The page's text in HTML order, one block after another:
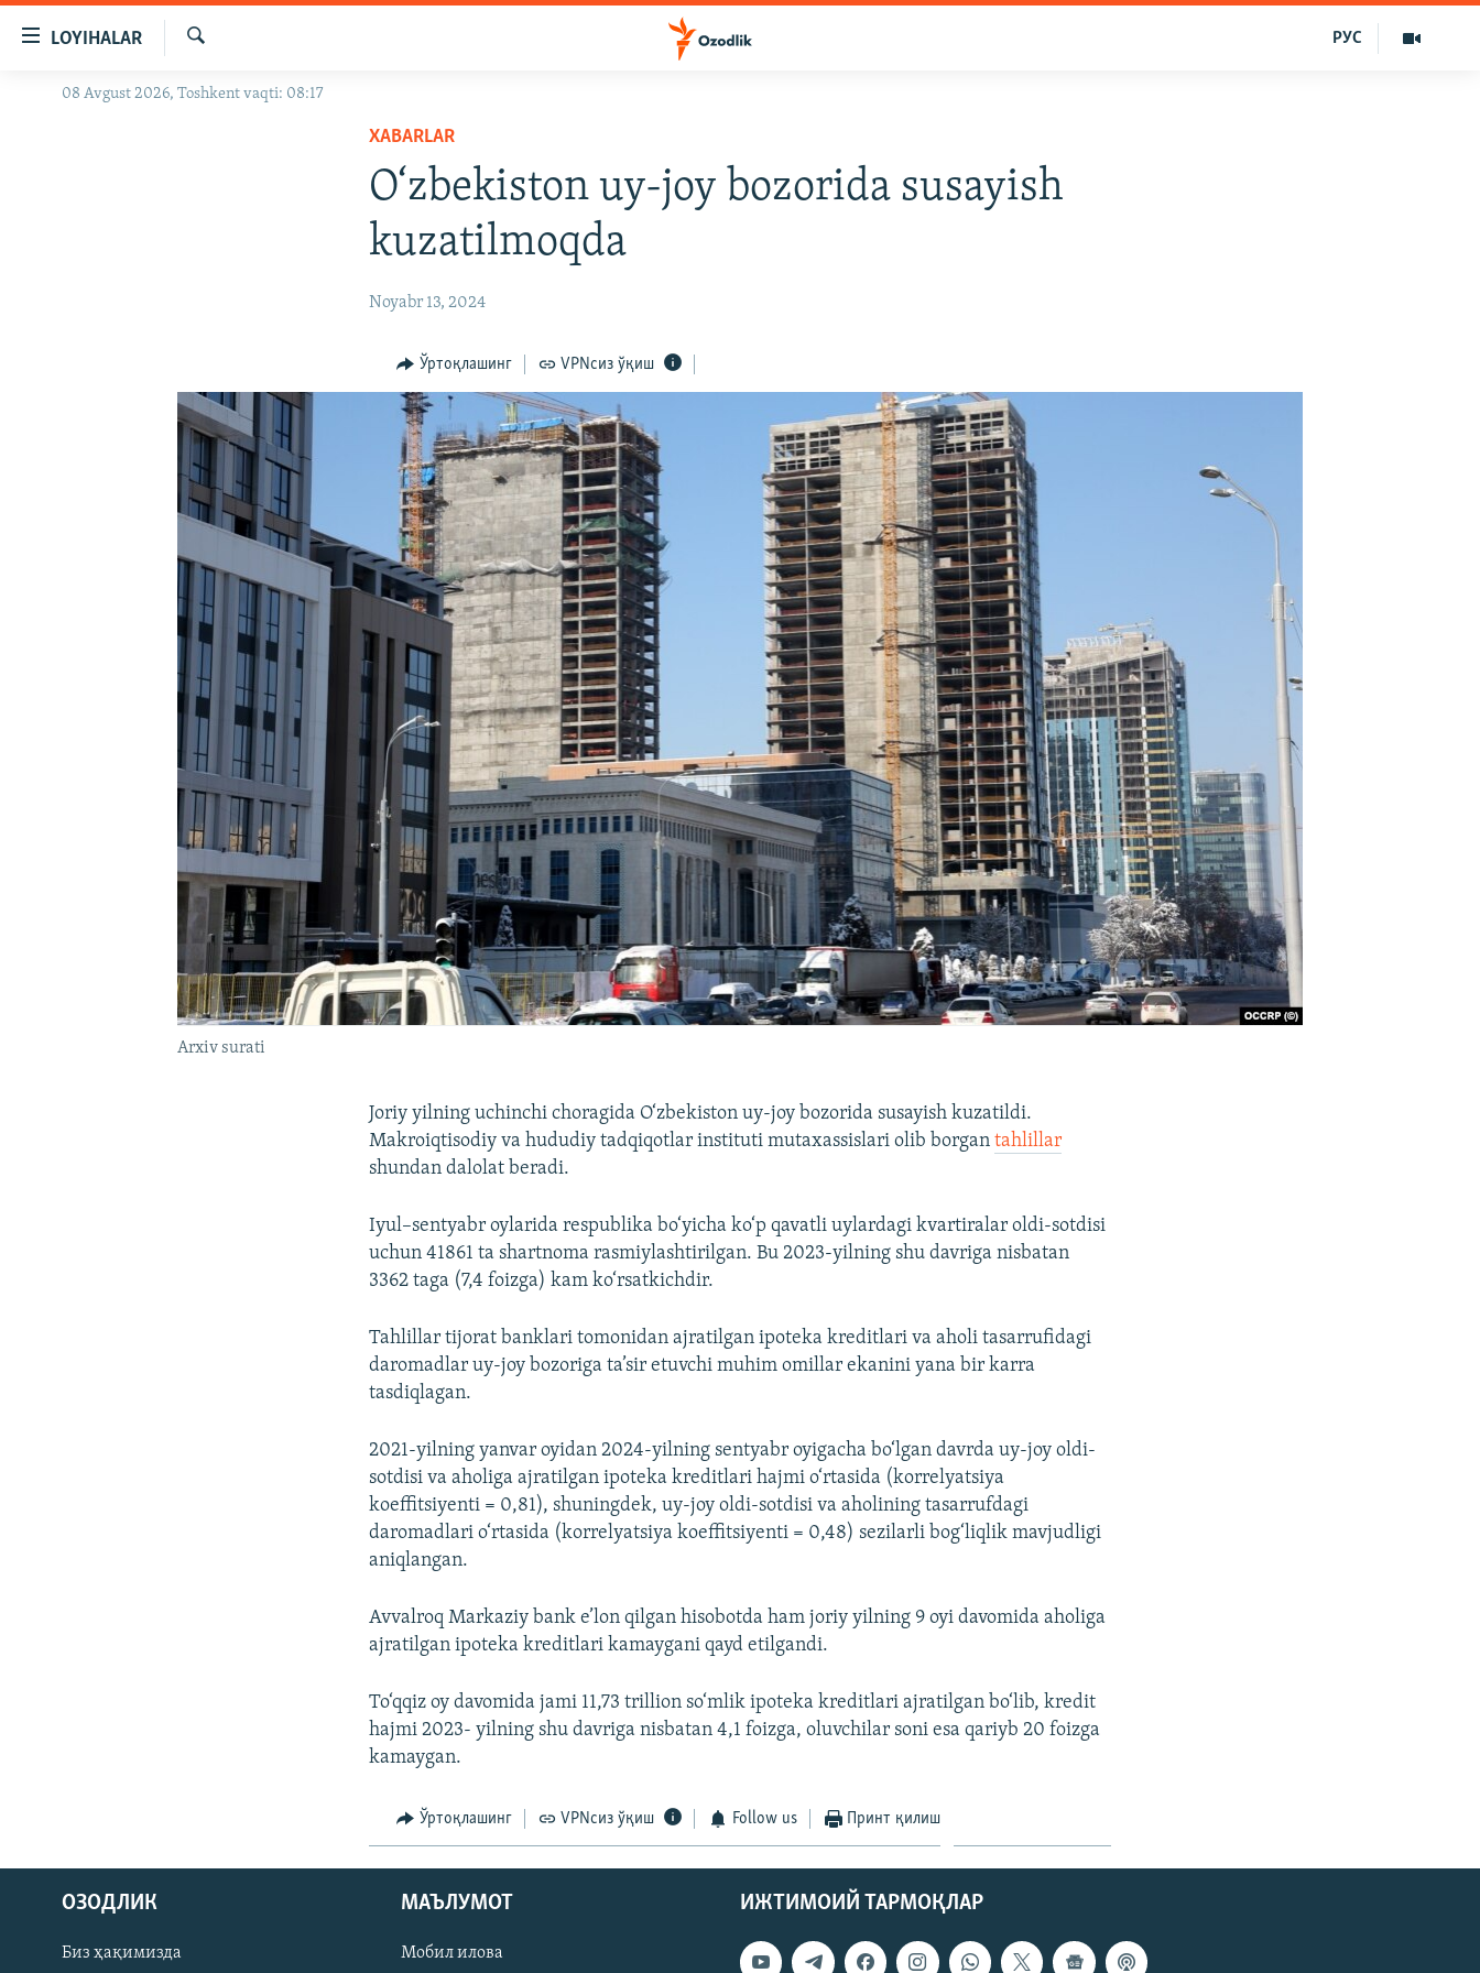
Бош
LOYIHALAR
OZODLIK SURISHTIRUVLARI
Излаш
РУС
08 Avgust 2026, Toshkent vaqti: 08:17
XABARLAR
O‘zbekiston uy-joy bozorida susayish
kuzatilmoqda
Noyabr 13, 2024
Ўртоқлашинг VPNсиз ўқиш
Arxiv surati
Joriy yilning uchinchi choragida O‘zbekiston uy-joy bozorida susayish kuzatildi.
Makroiqtisodiy va hududiy tadqiqotlar instituti mutaxassislari olib borgantahlillar
shundan dalolat beradi.
Iyul–sentyabr oylarida respublika bo‘yicha ko‘p qavatli uylardagi kvartiralar oldi-sotdisi
uchun 41861 ta shartnoma rasmiylashtirilgan. Bu 2023-yilning shu davriga nisbatan
3362 taga (7,4 foizga) kam ko‘rsatkichdir.
Tahlillar tijorat banklari tomonidan ajratilgan ipoteka kreditlari va aholi tasarrufidagi
daromadlar uy-joy bozoriga ta’sir etuvchi muhim omillar ekanini yana bir karra
tasdiqlagan.
2021-yilning yanvar oyidan 2024-yilning sentyabr oyigacha bo‘lgan davrda uy-joy oldi-
sotdisi va aholiga ajratilgan ipoteka kreditlari hajmi o‘rtasida (korrelyatsiya
koeffitsiyenti = 0,81), shuningdek, uy-joy oldi-sotdisi va aholining tasarrufdagi
daromadlari o‘rtasida (korrelyatsiya koeffitsiyenti = 0,48) sezilarli bog‘liqlik mavjudligi
aniqlangan.
Avvalroq Markaziy bank e’lon qilgan hisobotda ham joriy yilning 9 oyi davomida aholiga
ajratilgan ipoteka kreditlari kamaygani qayd etilgandi.
To‘qqiz oy davomida jami 11,73 trillion so‘mlik ipoteka kreditlari ajratilgan bo‘lib, kredit
hajmi 2023- yilning shu davriga nisbatan 4,1 foizga, oluvchilar soni esa qariyb 20 foizga
kamaygan.
Ўртоқлашинг VPNсиз ўқиш Follow us Принт қилиш
ИЖТИМОИЙ ТАРМОҚЛАР
ОЗОДЛИК
Биз ҳақимизда
МАЪЛУМОТ
Мобил илова